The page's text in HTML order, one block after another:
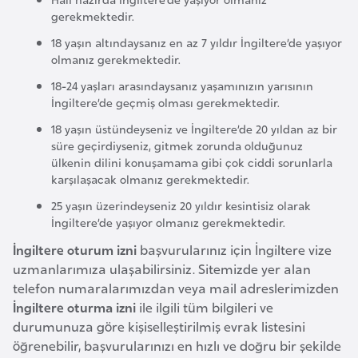
gerekmektedir.
18 yaşın altındaysanız en az 7 yıldır İngiltere’de yaşıyor
olmanız gerekmektedir.
18-24 yaşları arasındaysanız yaşamınızın yarısının
İngiltere’de geçmiş olması gerekmektedir.
18 yaşın üstündeyseniz ve İngiltere’de 20 yıldan az bir
süre geçirdiyseniz, gitmek zorunda olduğunuz
ülkenin dilini konuşamama gibi çok ciddi sorunlarla
karşılaşacak olmanız gerekmektedir.
25 yaşın üzerindeyseniz 20 yıldır kesintisiz olarak
İngiltere’de yaşıyor olmanız gerekmektedir.
İngiltere oturum izni başvurularınız için İngiltere vize
uzmanlarımıza ulaşabilirsiniz. Sitemizde yer alan
telefon numaralarımızdan veya mail adreslerimizden
İngiltere oturma izni ile ilgili tüm bilgileri ve
durumunuza göre kişiselleştirilmiş evrak listesini
öğrenebilir, başvurularınızı en hızlı ve doğru bir şekilde
k
C
u
m
h